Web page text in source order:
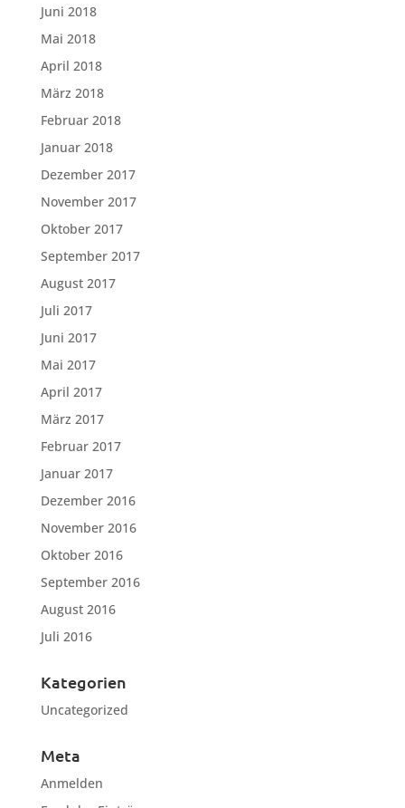
Juni 2018
Mai 2018
April 2018
März 2018
Februar 2018
Januar 2018
Dezember 2017
November 2017
Oktober 2017
September 2017
August 2017
Juli 2017
Juni 2017
Mai 2017
April 2017
März 2017
Februar 2017
Januar 2017
Dezember 2016
November 2016
Oktober 2016
September 2016
August 2016
Juli 2016
Kategorien
Uncategorized
Meta
Anmelden